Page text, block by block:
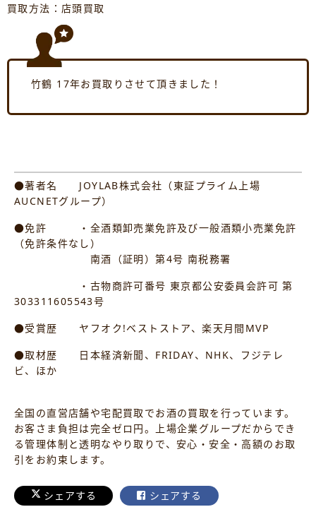
買取方法：店頭買取
竹鶴 17年お買取りさせて頂きました！
●著者名 JOYLAB株式会社（東証プライム上場
AUCNETグループ）
●免許 ・全酒類卸売業免許及び一般酒類小売業免許
（免許条件なし）
南酒（証明）第4号 南税務署
・古物商許可番号 東京都公安委員会許可 第
303311605543号
●受賞歴 ヤフオク!ベストストア、楽天月間MVP
●取材歴 日本経済新聞、FRIDAY、NHK、フジテレ
ビ、ほか
全国の直営店舗や宅配買取でお酒の買取を行っています。
お客さま負担は完全ゼロ円。上場企業グループだからでき
る管理体制と透明なやり取りで、安心・安全・高額のお取
引をお約束します。
シェアする シェアする